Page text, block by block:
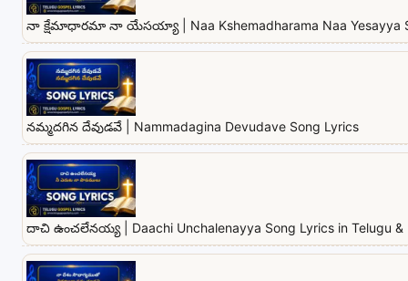
నా క్షేమాధారమా నా యేసయ్యా | Naa Kshemadharama Naa Yesayya
నమ్మదగిన దేవుడవే | Nammadagina Devudave Song Lyrics
దాచి ఉంచలేనయ్య | Daachi Unchalenayya Song Lyrics in Telugu &